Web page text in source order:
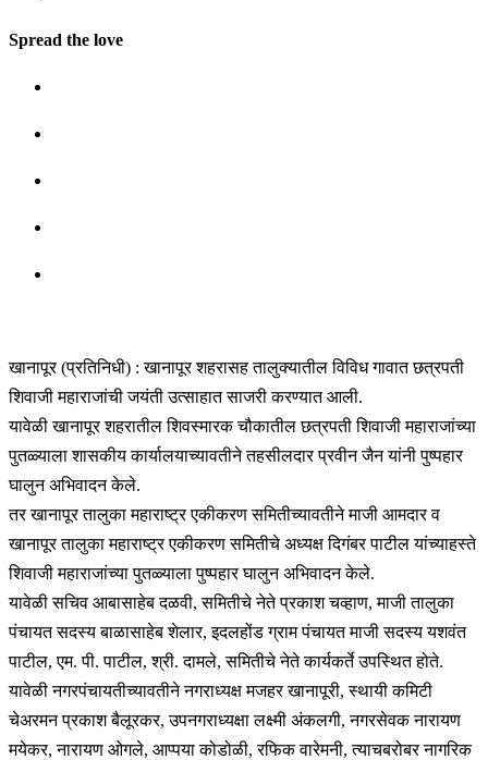
Spread the love
खानापूर (प्रतिनिधी) : खानापूर शहरासह तालुक्यातील विविध गावात छत्रपती
शिवाजी महाराजांची जयंती उत्साहात साजरी करण्यात आली.
यावेळी खानापूर शहरातील शिवस्मारक चौकातील छत्रपती शिवाजी महाराजांच्या
पुतळ्याला शासकीय कार्यालयाच्यावतीने तहसीलदार प्रवीन जैन यांनी पुष्पहार
घालुन अभिवादन केले.
तर खानापूर तालुका महाराष्ट्र एकीकरण समितीच्यावतीने माजी आमदार व
खानापूर तालुका महाराष्ट्र एकीकरण समितीचे अध्यक्ष दिगंबर पाटील यांच्याहस्ते
शिवाजी महाराजांच्या पुतळ्याला पुष्पहार घालुन अभिवादन केले.
यावेळी सचिव आबासाहेब दळवी, समितीचे नेते प्रकाश चव्हाण, माजी तालुका
पंचायत सदस्य बाळासाहेब शेलार, इदलहोंड ग्राम पंचायत माजी सदस्य यशवंत
पाटील, एम. पी. पाटील, श्री. दामले, समितीचे नेते कार्यकर्ते उपस्थित होते.
यावेळी नगरपंचायतीच्यावतीने नगराध्यक्ष मजहर खानापूरी, स्थायी कमिटी
चेअरमन प्रकाश बैलूरकर, उपनगराध्यक्षा लक्ष्मी अंकलगी, नगरसेवक नारायण
मयेकर, नारायण ओगले, आप्पया कोडोळी, रफिक वारेमनी, त्याचबरोबर नागरिक